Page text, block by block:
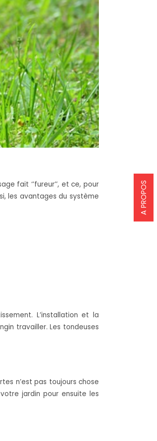
A PROPOS
fait ‘’fureur’’, et ce, pour
les avantages du système
L’installation et la
travailler. Les tondeuses
n’est pas toujours chose
jardin pour ensuite les